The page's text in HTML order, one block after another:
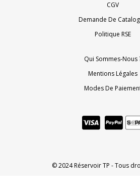
CGV
Demande De
Politique RSE
Qui Sommes-Nous
Mentions Légales
Modes De
© 2024 Réservoir TP - Tous